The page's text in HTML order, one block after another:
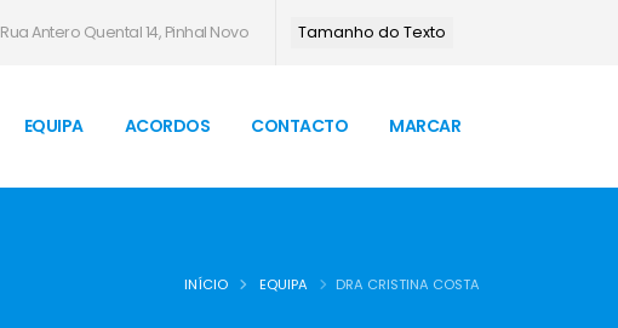
Rua Antero Quental 14, Pinhal Novo Tamanho do Texto
EQUIPA ACORDOS CONTACTO MARCAR
INÍCIO EQUIPA DRA CRISTINA COSTA